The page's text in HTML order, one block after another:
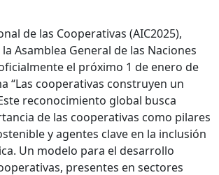
de las Cooperativas (AIC2025),
Asamblea General de las Naciones
el próximo 1 de enero de
“Las cooperativas construyen un
reconocimiento global busca
de las cooperativas como pilares
y agentes clave en la inclusión
Un modelo para el desarrollo
presentes en sectores